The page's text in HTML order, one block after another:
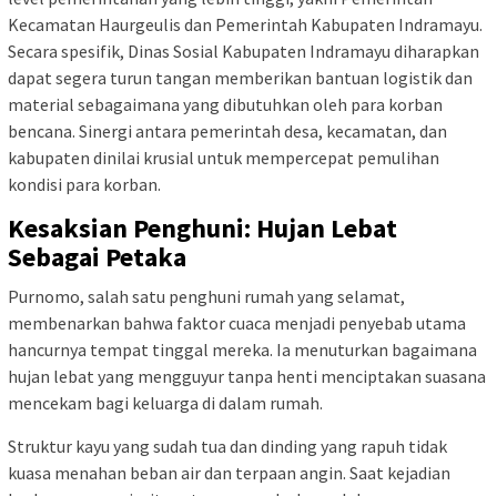
Kecamatan Haurgeulis dan Pemerintah Kabupaten Indramayu.
Secara spesifik, Dinas Sosial Kabupaten Indramayu diharapkan
dapat segera turun tangan memberikan bantuan logistik dan
material sebagaimana yang dibutuhkan oleh para korban
bencana. Sinergi antara pemerintah desa, kecamatan, dan
kabupaten dinilai krusial untuk mempercepat pemulihan
kondisi para korban.
Kesaksian Penghuni: Hujan Lebat
Sebagai Petaka
Purnomo, salah satu penghuni rumah yang selamat,
membenarkan bahwa faktor cuaca menjadi penyebab utama
hancurnya tempat tinggal mereka. Ia menuturkan bagaimana
hujan lebat yang mengguyur tanpa henti menciptakan suasana
mencekam bagi keluarga di dalam rumah.
Struktur kayu yang sudah tua dan dinding yang rapuh tidak
kuasa menahan beban air dan terpaan angin. Saat kejadian